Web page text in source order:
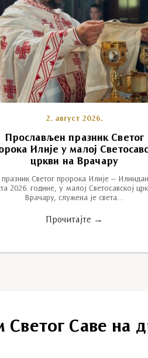
2. август 2026.
Прослављен празник Светог
Илије у малој
цркви на Врачару
Светог пророка Илије –
2026. године, у малој Светосавској
Врачару, служена је света…
Прочитајте →
Светог Саве на